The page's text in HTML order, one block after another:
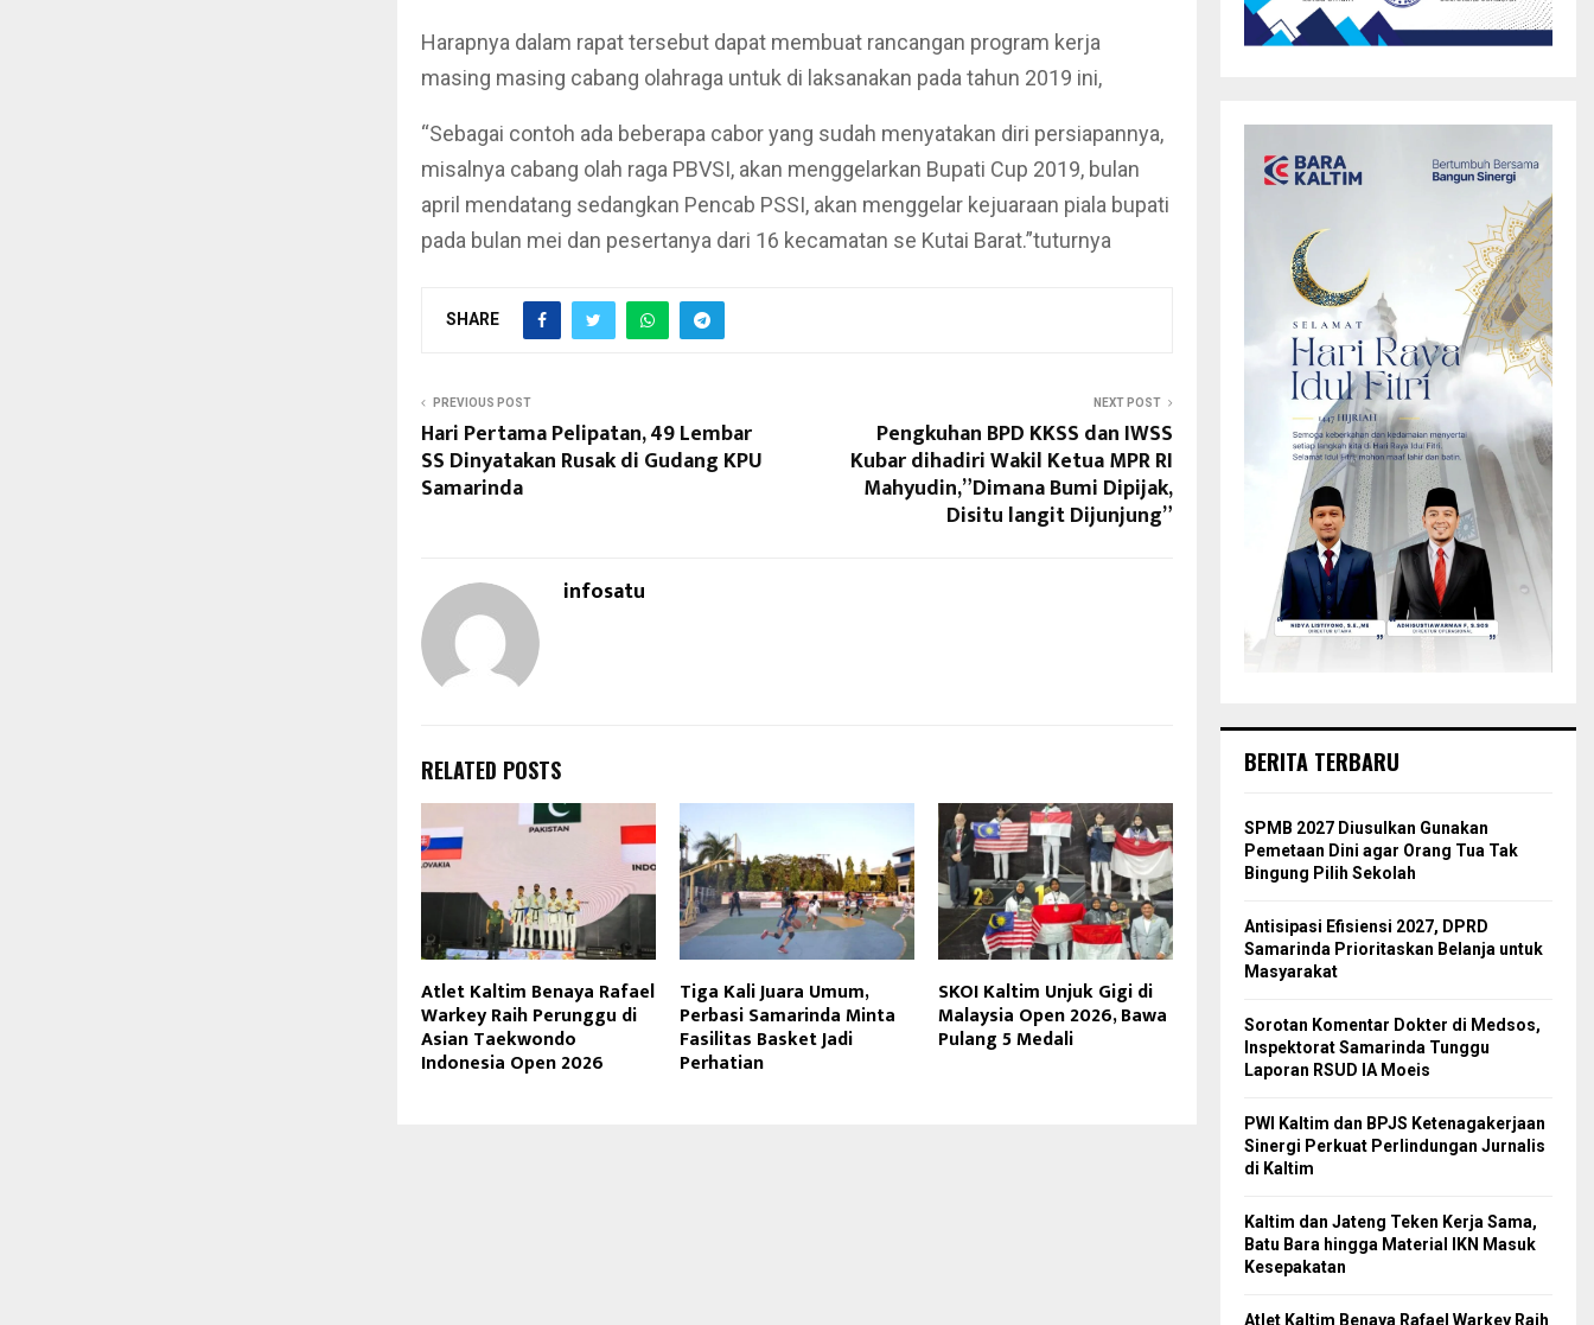
Harapnya dalam rapat tersebut dapat membuat rancangan program kerja
masing masing cabang olahraga untuk di laksanakan pada tahun 2019 ini,
“Sebagai contoh ada beberapa cabor yang sudah menyatakan diri persiapannya,
misalnya cabang olah raga PBVSI, akan menggelarkan Bupati Cup 2019, bulan
april mendatang sedangkan Pencab PSSI, akan menggelar kejuaraan piala bupati
pada bulan mei dan pesertanya dari 16 kecamatan se Kutai Barat.”tuturnya
SHARE
PREVIOUS POST
Hari Pertama Pelipatan, 49 Lembar
SS Dinyatakan Rusak di Gudang KPU
Samarinda
NEXT POST
Pengkuhan BPD KKSS dan IWSS
Kubar dihadiri Wakil Ketua MPR RI
Mahyudin,”Dimana Bumi Dipijak,
Disitu langit Dijunjung”
infosatu
RELATED POSTS
Atlet Kaltim Benaya Rafael
Warkey Raih Perunggu di
Asian Taekwondo
Indonesia Open 2026
Tiga Kali Juara Umum,
Perbasi Samarinda Minta
Fasilitas Basket Jadi
Perhatian
SKOI Kaltim Unjuk Gigi di
Malaysia Open 2026, Bawa
Pulang 5 Medali
BERITA TERBARU
SPMB 2027 Diusulkan Gunakan
Pemetaan Dini agar Orang Tua Tak
Bingung Pilih Sekolah
Antisipasi Efisiensi 2027, DPRD
Samarinda Prioritaskan Belanja untuk
Masyarakat
Sorotan Komentar Dokter di Medsos,
Inspektorat Samarinda Tunggu
Laporan RSUD IA Moeis
PWI Kaltim dan BPJS Ketenagakerjaan
Sinergi Perkuat Perlindungan Jurnalis
di Kaltim
Kaltim dan Jateng Teken Kerja Sama,
Batu Bara hingga Material IKN Masuk
Kesepakatan
Atlet Kaltim Benaya Rafael Warkey Raih